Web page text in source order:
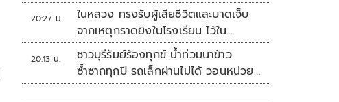
20:27 น.
ในหลวง ทรงรับผู้เสียชีวิตและบาดเจ็บ
จากเหตุกราดยิงในโรงเรียน ไว้ใน
พระบรมราชานุเคราะห์
20:13 น.
ชาวบุรีรัมย์ร้องทุกข์ น้ำท่วมนาข้าว
ซ้ำซากทุกปี รถเล็กผ่านไม่ได้ วอนหน่วย
งานเร่งแก้ไข